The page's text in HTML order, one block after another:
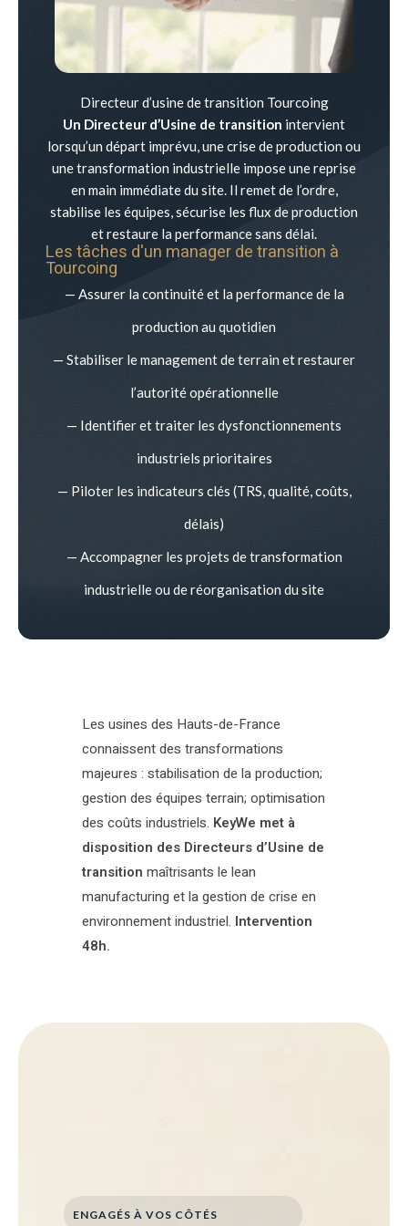
Directeur d’usine de transition Tourcoing
Un Directeur d’Usine de transition intervient
lorsqu’un départ imprévu, une crise de production ou
une transformation industrielle impose une reprise
en main immédiate du site. Il remet de l’ordre,
stabilise les équipes, sécurise les flux de production
et restaure la performance sans délai.
Les tâches d'un manager de transition à
Tourcoing
— Assurer la continuité et la performance de la
production au quotidien
— Stabiliser le management de terrain et restaurer
l’autorité opérationnelle
— Identifier et traiter les dysfonctionnements
industriels prioritaires
— Piloter les indicateurs clés (TRS, qualité, coûts,
délais)
— Accompagner les projets de transformation
industrielle ou de réorganisation du site
Les usines des Hauts-de-France
connaissent des transformations
majeures : stabilisation de la production;
gestion des équipes terrain; optimisation
des coûts industriels. KeyWe met à
disposition des Directeurs d’Usine de
transition maîtrisants le lean
manufacturing et la gestion de crise en
environnement industriel. Intervention
48h.
ENGAGÉS À VOS CÔTÉS